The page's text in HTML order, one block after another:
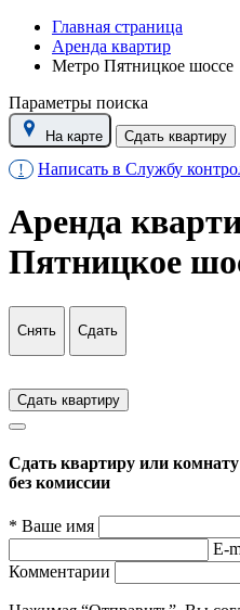
Главная страница
Аренда квартир
Метро Пятницкое шоссе
Параметры поиска
На карте Сдать квартиру
! Написать в Службу
Аренда
Пятницкое
Снять Сдать
Сдать квартиру
Сдать квартиру или
без комиссии
* Ваше имя
E-
Комментарии